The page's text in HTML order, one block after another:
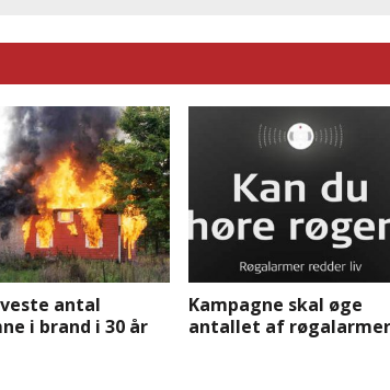
antal
i brand i 30 år
Kampagne skal øge
antallet af røgalarmer